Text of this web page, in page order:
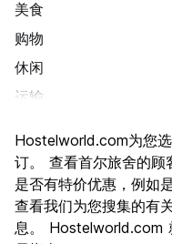
美食
购物
休闲
运输
文化
夜生活
物有所值
Hostelworld.com为您
订。 查看首尔旅舍的顾
是否有特价优惠，例如
查看我们为您搜集的有
息。 Hostelworld.com